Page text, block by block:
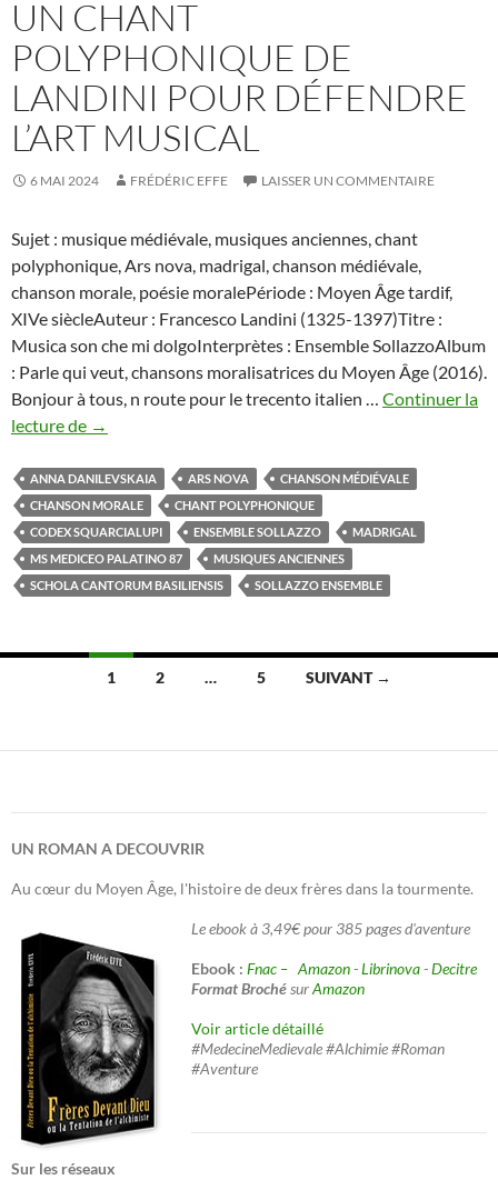
UN CHANT
POLYPHONIQUE DE
LANDINI POUR DÉFENDRE
L’ART MUSICAL
6 MAI 2024 FRÉDÉRIC EFFE LAISSER UN COMMENTAIRE
Sujet : musique médiévale, musiques anciennes, chant
polyphonique, Ars nova, madrigal, chanson médiévale,
chanson morale, poésie moralePériode : Moyen Âge tardif,
XIVe siècleAuteur : Francesco Landini (1325-1397)Titre :
Musica son che mi dolgoInterprètes : Ensemble SollazzoAlbum
: Parle qui veut, chansons moralisatrices du Moyen Âge (2016).
Bonjour à tous, n route pour le trecento italien … Continuer la
lecture de Un
Polyphonique
de
Landini
pour
Défendre
→
ANNA DANILEVSKAIA ARS NOVA
CHANSON MÉDIÉVALE
CHANSON MORALE
CHANT POLYPHONIQUE
CODEX SQUARCIALUPI
ENSEMBLE SOLLAZZO
MADRIGAL
MS MEDICEO PALATINO 87
MUSIQUES ANCIENNES
SCHOLA CANTORUM BASILIENSIS
SOLLAZZO ENSEMBLE
Navigation
articles
1 2 … 5 SUIVANT →
UN ROMAN A DECOUVRIR
Au cœur du Moyen Âge, l'histoire de deux frères dans la tourmente.
Le ebook à 3,49€ pour 385 pages d'aventure
Ebook : Fnac – Amazon-Librinova-Decitre
Format BrochésurAmazon
Voir article détaillé
#MedecineMedievale #Alchimie #Roman
#Aventure
Sur les réseaux